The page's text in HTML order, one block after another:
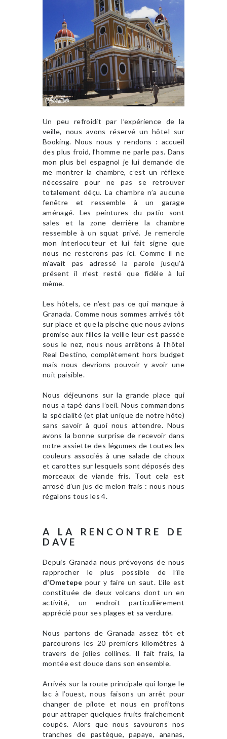
Un peu refroidit par l’expérience de la
veille, nous avons réservé un hôtel sur
Booking. Nous nous y rendons : accueil
des plus froid, l’homme ne parle pas. Dans
mon plus bel espagnol je lui demande de
me montrer la chambre, c’est un réflexe
nécessaire pour ne pas se retrouver
totalement déçu. La chambre n’a aucune
fenêtre et ressemble à un garage
aménagé. Les peintures du patio sont
sales et la zone derrière la chambre
ressemble à un squat privé. Je remercie
mon interlocuteur et lui fait signe que
nous ne resterons pas ici. Comme il ne
m’avait pas adressé la parole jusqu’à
présent il n’est resté que fidèle à lui
même.
Les hôtels, ce n’est pas ce qui manque à
Granada. Comme nous sommes arrivés tôt
sur place et que la piscine que nous avions
promise aux filles la veille leur est passée
sous le nez, nous nous arrêtons à l’hôtel
Real Destino, complètement hors budget
mais nous devrions pouvoir y avoir une
nuit paisible.
Nous déjeunons sur la grande place qui
nous a tapé dans l’oeil. Nous commandons
la spécialité (et plat unique de notre hôte)
sans savoir à quoi nous attendre. Nous
avons la bonne surprise de recevoir dans
notre assiette des légumes de toutes les
couleurs associés à une salade de choux
et carottes sur lesquels sont déposés des
morceaux de viande fris. Tout cela est
arrosé d’un jus de melon frais : nous nous
régalons tous les 4.
A LA RENCONTRE DE
DAVE
Depuis Granada nous prévoyons de nous
rapprocher le plus possible de l’île
d’Ometepe pour y faire un saut. L’ile est
constituée de deux volcans dont un en
activité, un endroit particulièrement
apprécié pour ses plages et sa verdure.
Nous partons de Granada assez tôt et
parcourons les 20 premiers kilomètres à
travers de jolies collines. Il fait frais, la
montée est douce dans son ensemble.
Arrivés sur la route principale qui longe le
lac à l’ouest, nous faisons un arrêt pour
changer de pilote et nous en profitons
pour attraper quelques fruits fraichement
coupés. Alors que nous savourons nos
tranches de pastèque, papaye, ananas,